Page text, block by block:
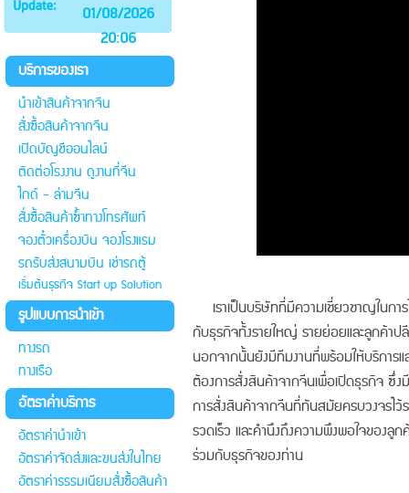
01/08/2026
20:06
บริการของเรา
นำเข้าสินค้าจากจีน
สั่งซื้อสินค้าจากจีน
เปิดบัญชีออนไลน์
ติดต่อโรงงาน ดูงานที่จีน
ไกด์ - ล่ามจีน
สั่งซื้อสินค้าซ้ำทางโทรศัพท์
จองตั๋วเครื่องบิน จองโรงแรม
รถรับส่งสนามบิน เช่ารถตู้
เริ่มต้นธุรกิจ Start up Solution
รูปแบบการนำเข้า
ทางรถ
ทางเรือ
อัตราค่าบริการ
อัตราค่านำเข้า
อัตราค่าจัดส่งและขนส่งในไทย
อัตราค่าธรรมเนียมสั่งซื้อสินค้า
เราเป็นบริษัทที่มีความเชี่ยวชาญในกา
กับธุรกิจทั้งรายใหญ่ รายย่อยและลูกค้า
นอกจากนั้นยังมีทีมงานที่พร้อมให้บริการ
ต้องการสั่งสินค้าจากจีนเพื่อเปิดธุรกิจ ซึ่
การสั่งสินค้าจากจีนที่ทันสมัยครบวงจรไว้
รวดเร็ว และคำนึงถึงความพึงพอใจของลู
ร่วมกับธุรกิจของท่าน